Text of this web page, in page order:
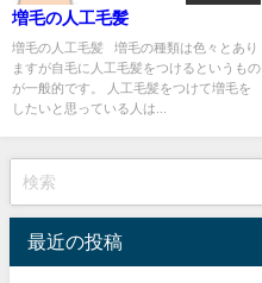
増毛の人工毛髪
増毛の人工毛髪 増毛の種類は色々とあり
ますが自毛に人工毛髪をつけるというもの
が一般的です。 人工毛髪をつけて増毛を
したいと思っている人は...
最近の投稿